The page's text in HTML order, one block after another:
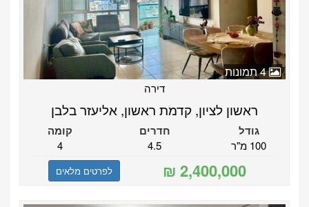
4 תמונות
דירה
ראשון לציון, קדמת ראשון, אליעזר בלבן
גודל
100 מ"ר
חדרים
4.5
קומה
4
לפרטים מלאים